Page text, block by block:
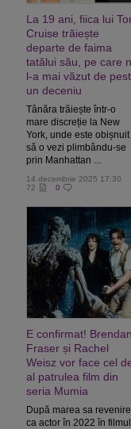
La 19 ani, fiica lui
Cruise trăiește
departe de faima
tatălui său, pe care
l-a mai văzut de
un deceniu
Tânăra trăiește într-o
mare discreție la New
York, unde este obișnuit
să o vezi plimbându-se
prin Manhattan ...
14 decembrie 2025 17:30
72
0
E confirmat! Brendan
Fraser și Rachel
Weisz vor face cel
al patrulea film din
seria Mumia
După marea sa revenire
ca actor în 2022 în filmul